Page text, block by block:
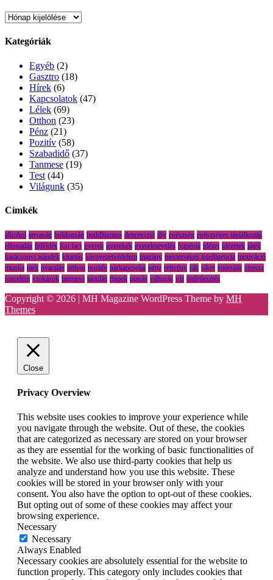
Archívum
Kategóriák
Egyéb (2)
Gasztro (18)
Hírek (6)
Kapcsolatok (47)
Lélek (69)
Otthon (23)
Pénz (21)
Pozitív (58)
Szabadidő (37)
Tanmese (19)
Test (44)
Világunk (35)
Címkék
alkohol anyaság boldogság buddhizmus depresszió diy egészség egészséges táplálkozás
elfogadás fejlődés fun fact gyerek gyerekek gyereknevelés higiénia idézet idézetek játék
karácsonyi ajándék kitartás környezetvédelem magány mesterséges intelligencia motiváció
munka méz nyaralás otthon pozitív párkapcsolat pénz rejtvény rák siker spórolás stressz
szerelem szokások tanmese tanulás tippek utazás változás víz önfejlesztés
Copyright © 2026 | MH Magazine WordPress Theme by MH
Themes
Close
Privacy Overview
This website uses cookies to improve your experience while
you navigate through the website. Out of these, the cookies
that are categorized as necessary are stored on your browser
as they are essential for the working of basic functionalities of
the website. We also use third-party cookies that help us
analyze and understand how you use this website. These
cookies will be stored in your browser only with your
consent. You also have the option to opt-out of these cookies.
But opting out of some of these cookies may affect your
browsing experience.
Necessary
Necessary
Always Enabled
Necessary cookies are absolutely essential for the website to
function properly. This category only includes cookies that